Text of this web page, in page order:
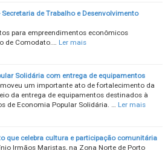
de Trabalho e Desenvolvimento
para empreendimentos econômicos
de Comodato.…
Ler mais
Solidária com entrega de equipamentos
um importante ato de fortalecimento da
da entrega de equipamentos destinados à
de Economia Popular Solidária. …
Ler mais
que celebra cultura e participação comunitária
Irmãos Maristas, na Zona Norte de Porto